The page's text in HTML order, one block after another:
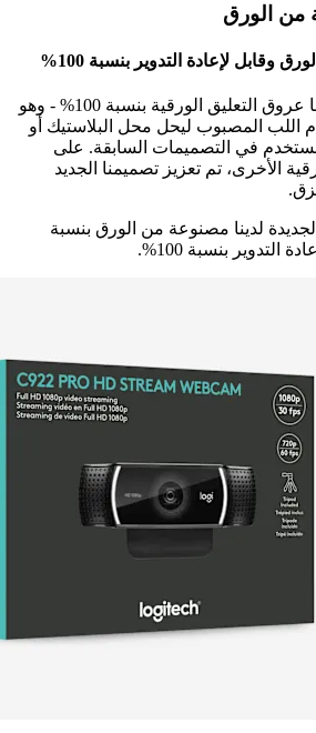
من الورق
وقابل لإعادة التدوير بنسبة 100%
في عام 2021، قدمنا ​​أيضًا عروق التعليق الورقية بنسبة 100% - وهو
المصبوب ليحل محل البلاستيك أو
في التصميمات السابقة. على
الأخرى، تم تعزيز تصميمنا الجديد
لدينا مصنوعة من الورق بنسبة